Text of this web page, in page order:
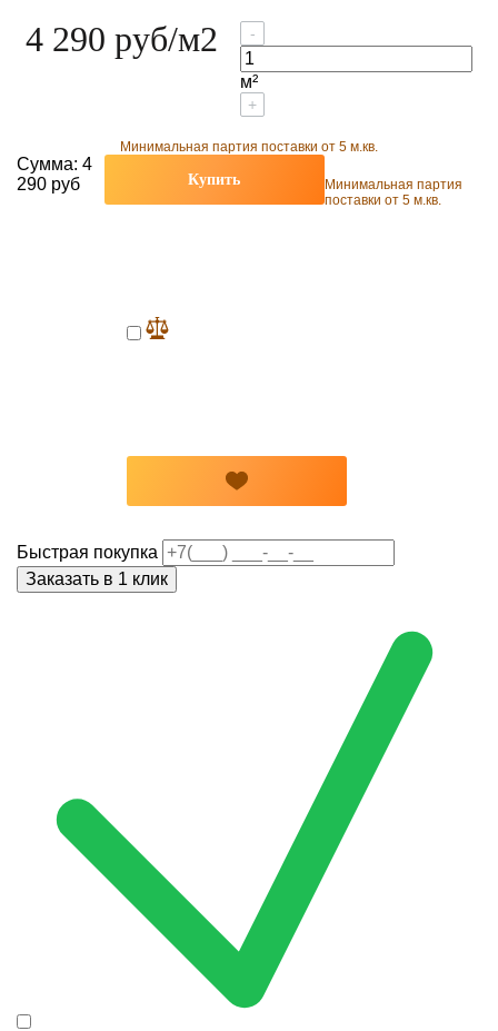
4 290 руб/м2 -
м²
+
Минимальная партия поставки от 5 м.кв.
Сумма: 4
290 руб
Купить
Минимальная партия
поставки от 5 м.кв.
Быстрая покупка